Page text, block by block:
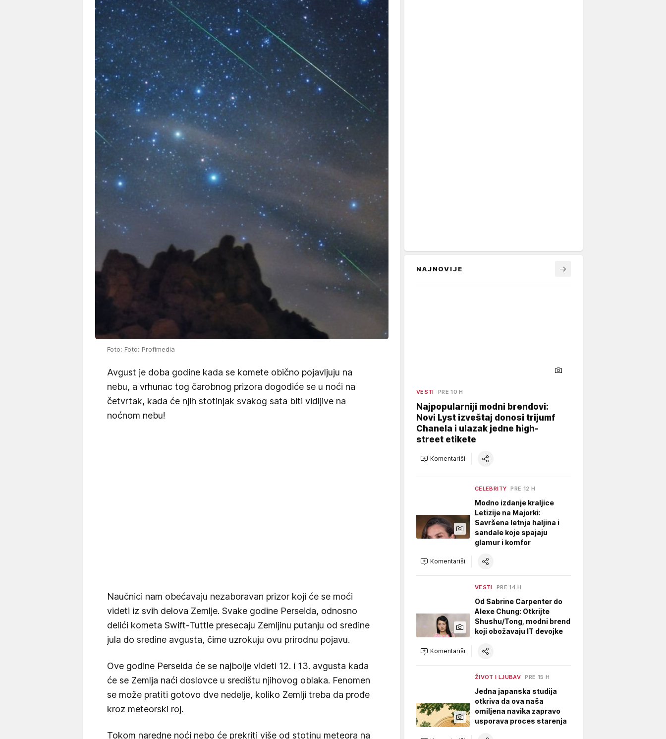
Foto: Foto: Profimedia
Avgust je doba godine kada se komete obično pojavljuju na
nebu, a vrhunac tog čarobnog prizora dogodiće se u noći na
četvrtak, kada će njih stotinjak svakog sata biti vidljive na
noćnom nebu!
Naučnici nam obećavaju nezaboravan prizor koji će se moći
videti iz svih delova Zemlje. Svake godine Perseida, odnosno
delići kometa Swift-Tuttle presecaju Zemljinu putanju od sredine
jula do sredine avgusta, čime uzrokuju ovu prirodnu pojavu.
Ove godine Perseida će se najbolje videti 12. i 13. avgusta kada
će se Zemlja naći doslovce u središtu njihovog oblaka. Fenomen
se može pratiti gotovo dve nedelje, koliko Zemlji treba da prođe
kroz meteorski roj.
Tokom naredne noći nebo će prekriti više od stotinu meteora na
NAJNOVIJE
VESTI PRE 10 H
Najpopularniji modni brendovi:
Novi Lyst izveštaj donosi trijumf
Chanela i ulazak jedne high-
street etikete
Komentariši
CELEBRITY PRE 12 H
Modno izdanje kraljice
Letizije na Majorki:
Savršena letnja haljina i
sandale koje spajaju
glamur i komfor
Komentariši
VESTI PRE 14 H
Od Sabrine Carpenter do
Alexe Chung: Otkrijte
Shushu/Tong, modni brend
koji obožavaju IT devojke
Komentariši
ŽIVOT I LJUBAV PRE 15 H
Jedna japanska studija
otkriva da ova naša
omiljena navika zapravo
usporava proces starenja